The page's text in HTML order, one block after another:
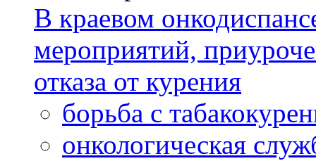
В краевом
мероприятий,
отказа от курения
борьба с
онкологическая